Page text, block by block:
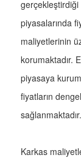
gerçekleştirdiği
piyasalarında
maliyetlerinin
korumaktadır.
piyasaya
fiyatların
sağlanmaktadır.
Karkas